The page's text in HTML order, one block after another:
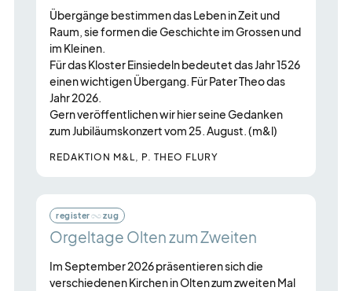
Übergänge bestimmen das Leben in Zeit und
Raum, sie formen die Geschichte im Grossen und
im Kleinen.
Für das Kloster Einsiedeln bedeutet das Jahr 1526
einen wichtigen Übergang. Für Pater Theo das
Jahr 2026.
Gern veröffentlichen wir hier seine Gedanken
zum Jubiläumskonzert vom 25. August. (m&l)
REDAKTION M&L, P. THEO FLURY
register zug
Orgeltage Olten zum Zweiten
Im September 2026 präsentieren sich die
verschiedenen Kirchen in Olten zum zweiten Mal